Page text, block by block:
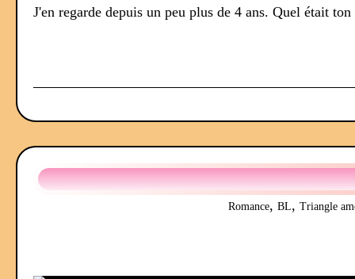
J'en regarde depuis un peu plus de 4 ans. Quel était
Romance, BL, Triangle